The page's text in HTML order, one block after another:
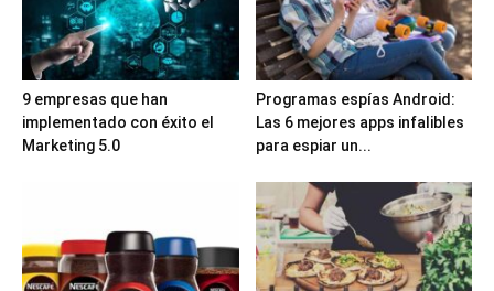
9 empresas que han
implementado con éxito el
Marketing 5.0
Programas espías Android:
Las 6 mejores apps infalibles
para espiar un...